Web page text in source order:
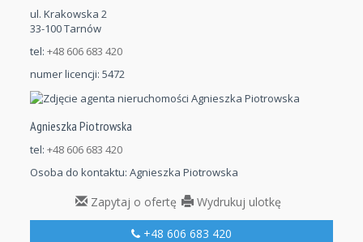
ul. Krakowska 2
33-100 Tarnów
tel: +48 606 683 420
numer licencji: 5472
Agnieszka Piotrowska
tel: +48 606 683 420
Osoba do kontaktu: Agnieszka Piotrowska
Zapytaj o ofertę Wydrukuj ulotkę
+48 606 683 420